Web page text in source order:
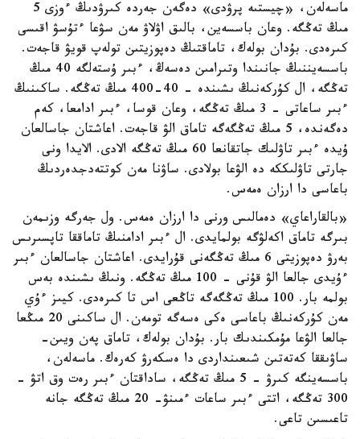
ماسەلەن، «چيستىە پرۋدى» دەگەن جەردە كىرۋدىڭ ءوزى 5
مىڭ تەڭگە. وعان باسسەين، بالىق اۋلاۋ مەن سۋعا ءتۇسۋ اقىسى
كىرەدى. بۇدان بولەك، تاماقتىڭ دەپوزيتىن تولەپ قويۋ قاجەت.
باسسەيننىڭ جانىندا وتىرامىن دەسەڭ، ءبىر ۇستەلگە 40 مىڭ
تەڭگە، ال كۇركەنىڭ ىشىندە - 40-400 مىڭ تەڭگە. ساكىنىڭ
ءبىر ساعاتى - 3 مىڭ تەڭگە، وعان قوسا، ءبىر ادامعا، كەم
دەگەندە، 5 مىڭ تەڭگەگە تاماق الۋ قاجەت. اعاشتان جاسالعان
ۇيدە ءبىر تاۋلىك جاتقانعا 60 مىڭ تەڭگە الادى. الايدا ونى
جارتى تاۋلىككە دە الۋعا بولادى. ساۋنا مەن كوتتەدجدەردىڭ
باعاسى دا ارزان ەمەس.
«بالقاراعاي» دەمالىس ورنى دا ارزان ەمەس. ول جەرگە وزىمەن
بىرگە تاماق اكەلۋگە بولمايدى. ال ءبىر ادامنىڭ تاماققا تاپسىرىس
بەرۋ دەپوزيتى 6 مىڭ تەڭگەنى قۇرايدى. اعاشتان جاسالعان ءبىر
ءۇيدى جالعا الۋ قۇنى - 100 مىڭ تەڭگە. ونىڭ ىشىندە بەس
بولمە بار. 100 مىڭ تەڭگەگە تاڭعى اس تا كىرەدى. كيىز ءۇي
مەن كۇركەنىڭ باعاسى ەكى ەسەگە تومەن. ال ساكىنى 20 مىڭعا
جالعا الۋعا مۇمكىندىك بار. بۇدان بولەك، تاماق پەن ويىن-
ساۋىققا كەتەتىن شىعىنداردى دا ەسكەرۋ كەرەك. ماسەلەن،
باسسەينگە كىرۋ - 5 مىڭ تەڭگە، ساداقتان ءبىر رەت وق اتۋ -
300 تەڭگە، اتتى ءبىر ساعات ءمىنۋ- 20 مىڭ تەڭگە جانە
تاعىسىن تاعى.